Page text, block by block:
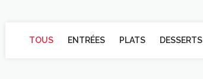
TOUS ENTRÉES PLATS DESSERTS